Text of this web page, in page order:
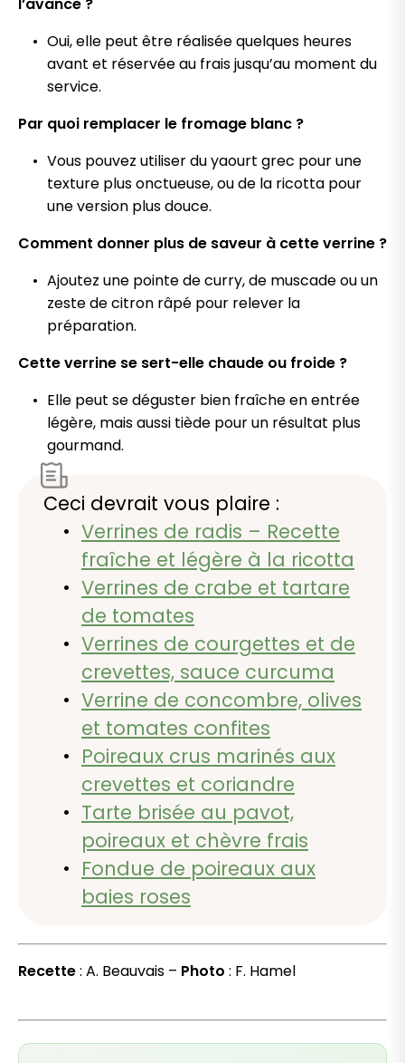
Oui, elle peut être réalisée quelques heures
avant et réservée au frais jusqu’au moment du
service.
Par quoi remplacer le fromage blanc ?
Vous pouvez utiliser du yaourt grec pour une
texture plus onctueuse, ou de la ricotta pour
une version plus douce.
Comment donner plus de saveur à cette verrine ?
Ajoutez une pointe de curry, de muscade ou un
zeste de citron râpé pour relever la
préparation.
Cette verrine se sert-elle chaude ou froide ?
Elle peut se déguster bien fraîche en entrée
légère, mais aussi tiède pour un résultat plus
gourmand.
Ceci devrait vous plaire :
Verrines de radis – Recette
fraîche et légère à la ricotta
Verrines de crabe et tartare
de tomates
Verrines de courgettes et de
crevettes, sauce curcuma
Verrine de concombre, olives
et tomates confites
Poireaux crus marinés aux
crevettes et coriandre
Tarte brisée au pavot,
poireaux et chèvre frais
Fondue de poireaux aux
baies roses
Recette: A. Beauvais – Photo : F. Hamel